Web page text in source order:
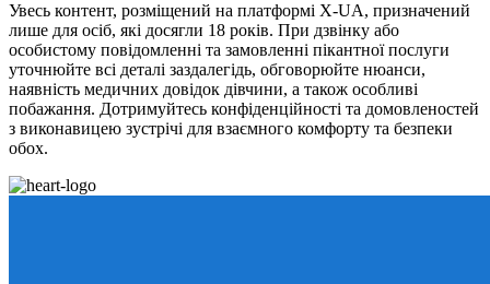
Увесь контент, розміщений на платформі X-UA, призначений
лише для осіб, які досягли 18 років. При дзвінку або
особистому повідомленні та замовленні пікантної послуги
уточнюйте всі деталі заздалегідь, обговорюйте нюанси,
наявність медичних довідок дівчини, а також особливі
побажання. Дотримуйтесь конфіденційності та домовленостей
з виконавицею зустрічі для взаємного комфорту та безпеки
обох.